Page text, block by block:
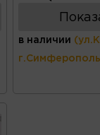
в наличии